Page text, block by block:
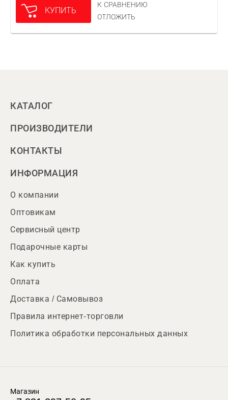
КУПИТЬ
К СРАВНЕНИЮ
ОТЛОЖИТЬ
КАТАЛОГ
ПРОИЗВОДИТЕЛИ
КОНТАКТЫ
ИНФОРМАЦИЯ
О компании
Оптовикам
Сервисный центр
Подарочные карты
Как купить
Оплата
Доставка / Самовывоз
Правила интернет-торговли
Политика обработки персональных данных
Магазин